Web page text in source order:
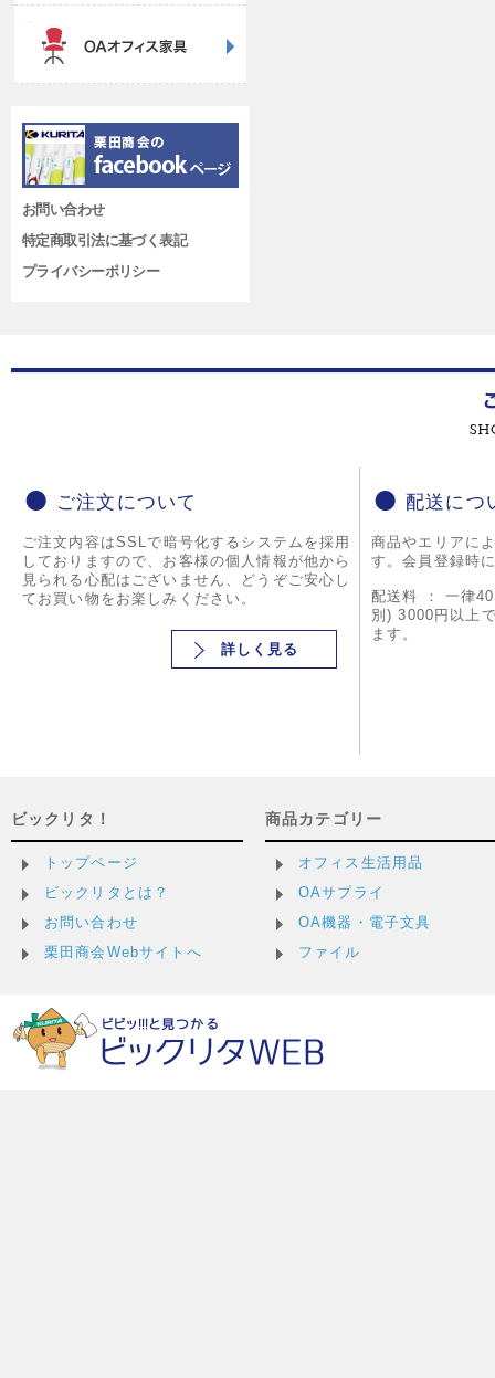
お問い合わせ
特定商取引法に基づく表記
プライバシーポリシー
ご注文について
ご注文内容はSSLで暗号化するシステムを採用
しておりますので、お客様の個人情報が他から
見られる心配はございません、どうぞご安心し
てお買い物をお楽しみください。
詳しく見る
配送につ
商品やエリアに
す。会員登録時
配送料 ： 一律
別) 3000円以上
ます。
ビックリタ！
トップページ
ビックリタとは？
お問い合わせ
栗田商会Webサイトへ
商品カテゴリー
オフィス生活用品
OAサプライ
OA機器・電子文具
ファイル